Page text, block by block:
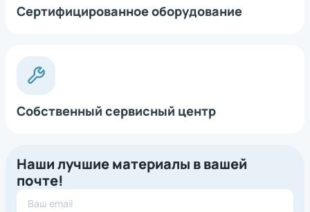
Сертифицированное оборудование
Собственный сервисный центр
Наши лучшие материалы в вашей
почте!